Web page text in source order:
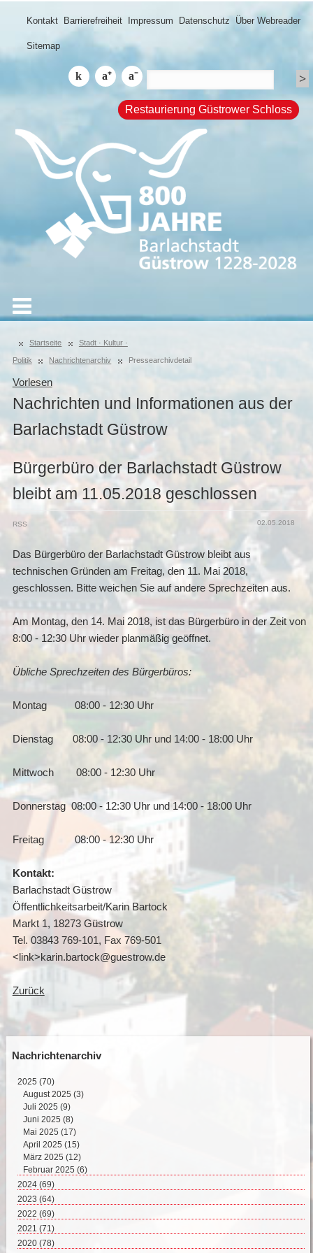
Kontakt Barrierefreiheit Impressum Datenschutz Über Webreader
Sitemap
Restaurierung Güstrower Schloss
Startseite Stadt · Kultur ·
Politik Nachrichtenarchiv Pressearchivdetail
Vorlesen
Nachrichten und Informationen aus der
Barlachstadt Güstrow
Bürgerbüro der Barlachstadt Güstrow
bleibt am 11.05.2018 geschlossen
02.05.2018
RSS
Das Bürgerbüro der Barlachstadt Güstrow bleibt aus
technischen Gründen am Freitag, den 11. Mai 2018,
geschlossen. Bitte weichen Sie auf andere Sprechzeiten aus.
Am Montag, den 14. Mai 2018, ist das Bürgerbüro in der Zeit von
8:00 - 12:30 Uhr wieder planmäßig geöffnet.
Übliche Sprechzeiten des Bürgerbüros:
Montag 08:00 - 12:30 Uhr
Dienstag 08:00 - 12:30 Uhr und 14:00 - 18:00 Uhr
Mittwoch 08:00 - 12:30 Uhr
Donnerstag 08:00 - 12:30 Uhr und 14:00 - 18:00 Uhr
Freitag 08:00 - 12:30 Uhr
Kontakt:
Barlachstadt Güstrow
Öffentlichkeitsarbeit/Karin Bartock
Markt 1, 18273 Güstrow
Tel. 03843 769-101, Fax 769-501
<link>karin.bartock@guestrow.de
Zurück
Nachrichtenarchiv
2025 (70)
August 2025 (3)
Juli 2025 (9)
Juni 2025 (8)
Mai 2025 (17)
April 2025 (15)
März 2025 (12)
Februar 2025 (6)
2024 (69)
Dezember 2024 (2)
November 2024 (11)
Oktober 2024 (7)
September 2024 (4)
August 2024 (4)
2023 (64)
Dezember 2023 (2)
November 2023 (8)
Oktober 2023 (4)
September 2023 (4)
2022 (69)
Dezember 2022 (8)
November 2022 (4)
2021 (71)
Dezember 2021 (8)
2020 (78)